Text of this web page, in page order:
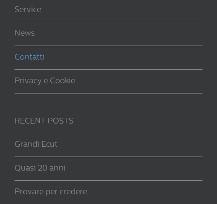
Service
News
Contatti
Privacy e Cookie
RECENT POSTS
Grandi Ecut
Quasi 20 anni
Provare per credere